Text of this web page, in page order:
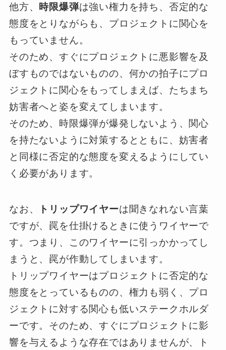
他方、 時限爆弾は強い権力を持ち、否定的な
態度をとりながらも、プロジェクトに関心を
もっていません。
そのため、すぐにプロジェクトに悪影響を及
ぼすものではないものの、何かの拍子にプロ
ジェクトに関心をもってしまえば、たちまち
妨害者へと姿を変えてしまいます。
そのため、時限爆弾が爆発しないよう、関心
を持たないように対策するとともに、妨害者
と同様に否定的な態度を変えるようにしてい
く必要があります。
なお、 トリップワイヤーは聞きなれない言葉
ですが、罠を仕掛けるときに使うワイヤーで
す。つまり、このワイヤーに引っかかってし
まうと、罠が作動してしまいます。
トリップワイヤーはプロジェクトに否定的な
態度をとっているものの、権力も弱く、プロ
ジェクトに対する関心も低いステークホルダ
ーです。そのため、すぐにプロジェクトに影
響を与えるような存在ではありませんが、ト